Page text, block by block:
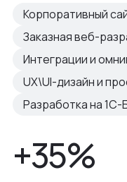
Корпоративный
Заказная веб-
Интеграции и
UX\UI-дизайн и
Разработка на 1С-
+35%